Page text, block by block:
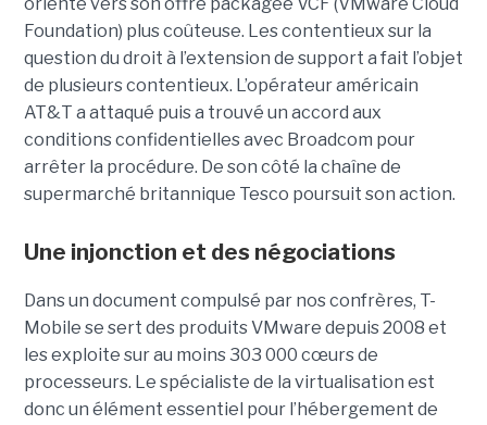
oriente vers son offre packagée VCF (VMware Cloud
Foundation) plus coûteuse. Les contentieux sur la
question du droit à l’extension de support a fait l’objet
de plusieurs contentieux. L’opérateur américain
AT&T a attaqué puis a trouvé un accord aux
conditions confidentielles avec Broadcom pour
arrêter la procédure. De son côté la chaîne de
supermarché britannique Tesco poursuit son action.
Une injonction et des négociations
Dans un document compulsé par nos confrères, T-
Mobile se sert des produits VMware depuis 2008 et
les exploite sur au moins 303 000 cœurs de
processeurs. Le spécialiste de la virtualisation est
donc un élément essentiel pour l’hébergement de